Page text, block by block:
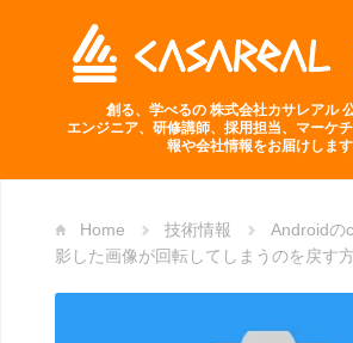
創る、学べるの 株式会社カサレアル
エンジニア、研修講師、採用担当、マーケ
報や会社情報をお届けします
Home 技術情報
Androidの
影した画像が回転してしまうのを戻す